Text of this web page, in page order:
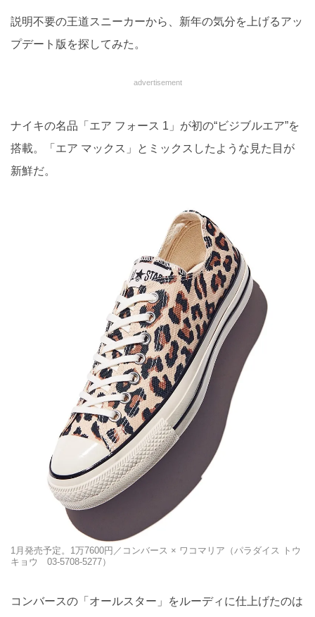
説明不要の王道スニーカーから、新年の気分を上げるアッ
プデート版を探してみた。
advertisement
ナイキの名品「エア フォース 1」が初の“ビジブルエア”を
搭載。「エア マックス」とミックスしたような見た目が
新鮮だ。
1月発売予定。1万7600円／コンバース × ワコマリア（パラダイス トウ
キョウ 03-5708-5277）
コンバースの「オールスター」をルーディに仕上げたのは